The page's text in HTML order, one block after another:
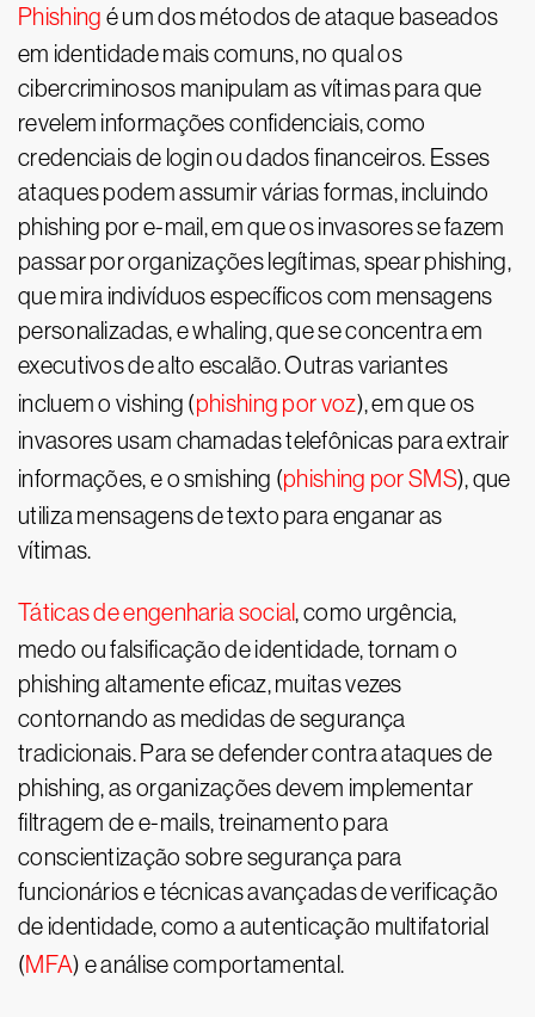
Phishing é um dos métodos de ataque baseados
em identidade mais comuns, no qual os
cibercriminosos manipulam as vítimas para que
revelem informações confidenciais, como
credenciais de login ou dados financeiros. Esses
ataques podem assumir várias formas, incluindo
phishing por e-mail, em que os invasores se fazem
passar por organizações legítimas, spear phishing,
que mira indivíduos específicos com mensagens
personalizadas, e whaling, que se concentra em
executivos de alto escalão. Outras variantes
incluem o vishing (phishing por voz), em que os
invasores usam chamadas telefônicas para extrair
informações, e o smishing (phishing por SMS), que
utiliza mensagens de texto para enganar as
vítimas.
Táticas de engenharia social, como urgência,
medo ou falsificação de identidade, tornam o
phishing altamente eficaz, muitas vezes
contornando as medidas de segurança
tradicionais. Para se defender contra ataques de
phishing, as organizações devem implementar
filtragem de e-mails, treinamento para
conscientização sobre segurança para
funcionários e técnicas avançadas de verificação
de identidade, como a autenticação multifatorial
(MFA) e análise comportamental.